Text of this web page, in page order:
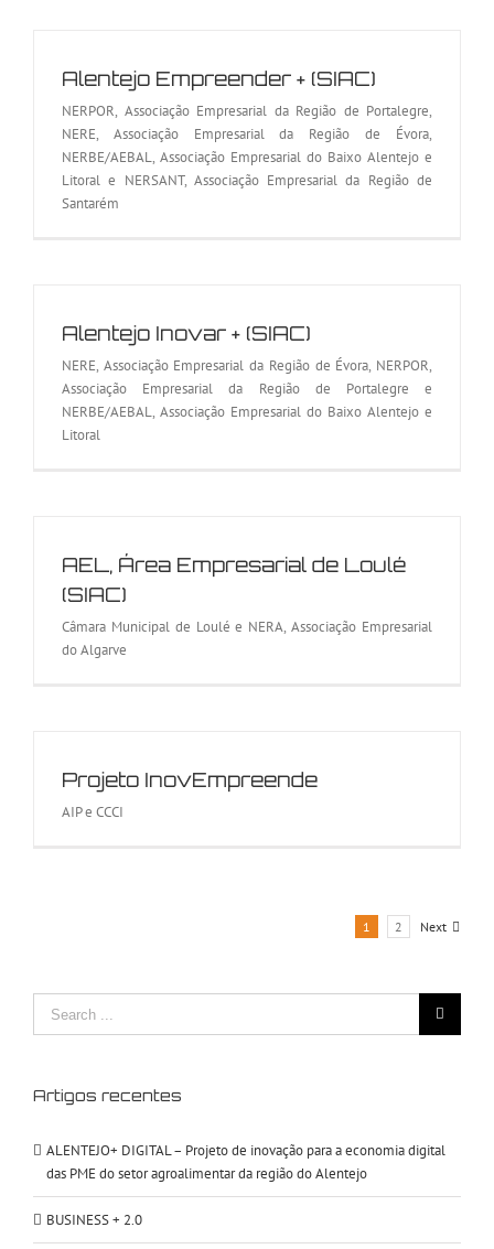
Alentejo Empreender + (SIAC)
NERPOR, Associação Empresarial da Região de Portalegre,
NERE, Associação Empresarial da Região de Évora,
NERBE/AEBAL, Associação Empresarial do Baixo Alentejo e
Litoral e NERSANT, Associação Empresarial da Região de
Santarém
Alentejo Inovar + (SIAC)
NERE, Associação Empresarial da Região de Évora, NERPOR,
Associação Empresarial da Região de Portalegre e
NERBE/AEBAL, Associação Empresarial do Baixo Alentejo e
Litoral
AEL, Área Empresarial de Loulé
(SIAC)
Câmara Municipal de Loulé e NERA, Associação Empresarial
do Algarve
Projeto InovEmpreende
AIP e CCCI
1 2 Next
Artigos recentes
ALENTEJO+ DIGITAL – Projeto de inovação para a economia digital
das PME do setor agroalimentar da região do Alentejo
BUSINESS + 2.0